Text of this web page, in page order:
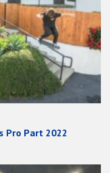
Pro Part 2022